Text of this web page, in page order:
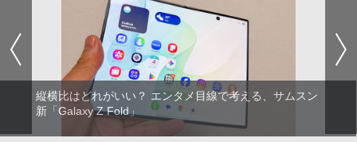
縦横比はどれがいい？ エンタメ目線で考える、サムスン
新「Galaxy Z Fold」